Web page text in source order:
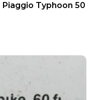
Piaggio Typhoon 50